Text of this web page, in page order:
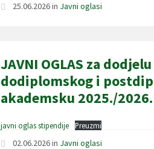
25.06.2026in Javni oglasi
JAVNI OGLAS za
dodiplomskog i
akademsku 2025./
javni oglas stipendije Preuzmi
02.06.2026in Javni oglasi